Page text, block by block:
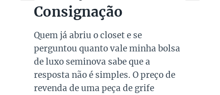
Consignação
Quem já abriu o closet e se
perguntou quanto vale minha bolsa
de luxo seminova sabe que a
resposta não é simples. O preço de
revenda de uma peça de grife